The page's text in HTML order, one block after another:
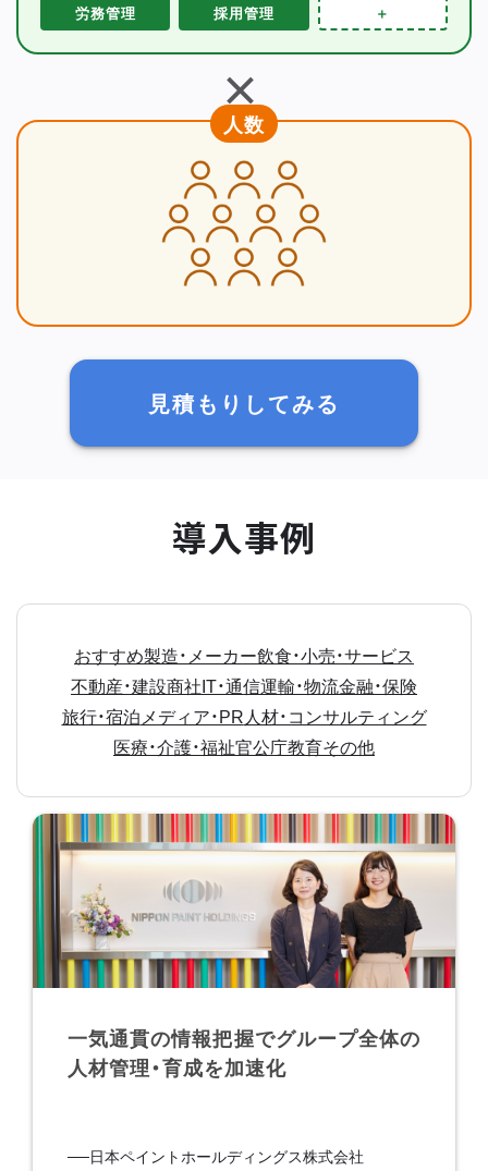
労務管理 採用管理 ＋
＋
人数
見積もりしてみる
導入事例
おすすめ製造・メーカー飲食・小売・サービス
不動産・建設商社IT・通信運輸・物流金融・保険
旅行・宿泊 メディア・PR人材・コンサルティング
医療・介護・福祉官公庁教育その他
一気通貫の情報把握でグループ全体の
人材管理・育成を加速化
日本ペイントホールディングス株式会社